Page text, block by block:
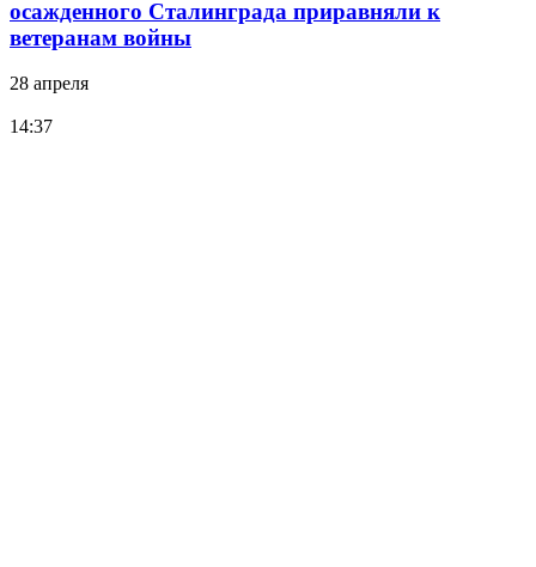
осажденного Сталинграда приравняли к
ветеранам войны
28 апреля
14:37